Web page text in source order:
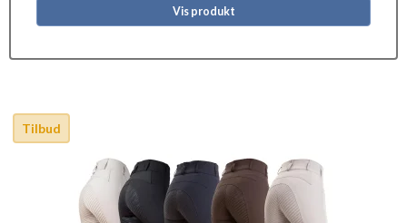
Vis produkt
Tilbud